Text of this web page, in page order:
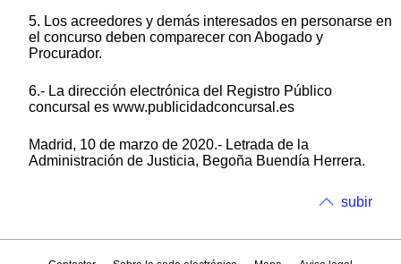
5. Los acreedores y demás interesados en personarse en
el concurso deben comparecer con Abogado y
Procurador.
6.- La dirección electrónica del Registro Público
concursal es www.publicidadconcursal.es
Madrid, 10 de marzo de 2020.- Letrada de la
Administración de Justicia, Begoña Buendía Herrera.
subir